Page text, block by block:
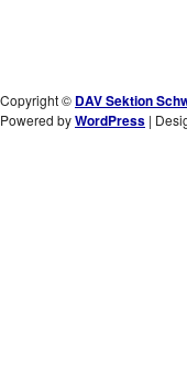
Copyright © DAV Sektion
Powered byWordPress |